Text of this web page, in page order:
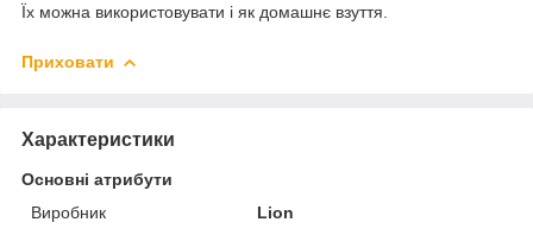
Їх можна використовувати і як домашнє взуття.
Приховати
Характеристики
Основні атрибути
Виробник
Lion